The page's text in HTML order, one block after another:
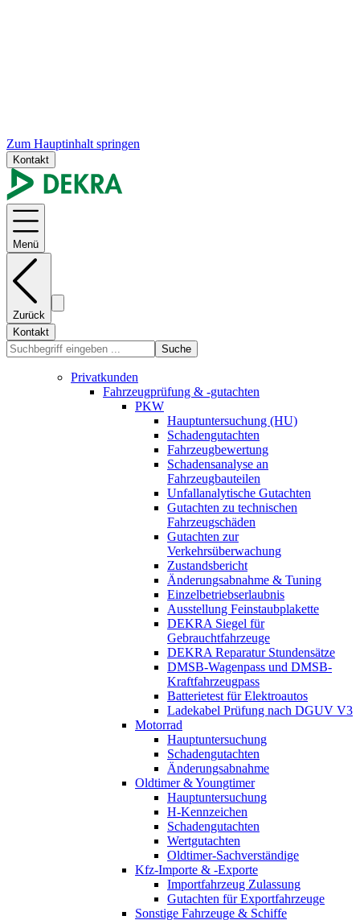
Zum Hauptinhalt springen
Kontakt
Menü
Zurück
Kontakt
Suche
Privatkunden
Fahrzeugprüfung & -gutachten
PKW
Hauptuntersuchung (HU)
Schadengutachten
Fahrzeugbewertung
Schadensanalyse an
Fahrzeugbauteilen
Unfallanalytische Gutachten
Gutachten zu technischen
Fahrzeugschäden
Gutachten zur
Verkehrsüberwachung
Zustandsbericht
Änderungsabnahme & Tuning
Einzelbetriebserlaubnis
Ausstellung Feinstaubplakette
DEKRA Siegel für
Gebrauchtfahrzeuge
DEKRA Reparatur Stundensätze
DMSB-Wagenpass und DMSB-
Kraftfahrzeugpass
Batterietest für Elektroautos
Ladekabel Prüfung nach DGUV V3
Motorrad
Hauptuntersuchung
Schadengutachten
Änderungsabnahme
Oldtimer & Youngtimer
Hauptuntersuchung
H-Kennzeichen
Schadengutachten
Wertgutachten
Oldtimer-Sachverständige
Kfz-Importe & -Exporte
Importfahrzeug Zulassung
Gutachten für Exportfahrzeuge
Sonstige Fahrzeuge & Schiffe